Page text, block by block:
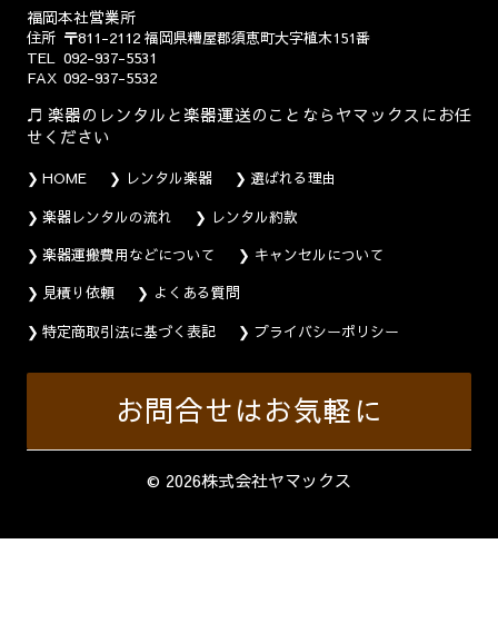
福岡本社営業所
住所 〒811-2112 福岡県糟屋郡須恵町大字植木151番
TEL 092-937-5531
FAX 092-937-5532
楽器のレンタルと楽器運送のことならヤマックスにお任
せください
HOME レンタル楽器
選ばれる理由
楽器レンタルの流れ
レンタル約款
楽器運搬費用などについて
キャンセルについて
見積り依頼
よくある質問
特定商取引法に基づく表記
プライバシーポリシー
お問合せはお気軽に
© 2026株式会社ヤマックス